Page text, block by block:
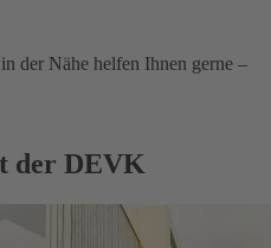
der Nähe helfen Ihnen gerne –
der DEVK